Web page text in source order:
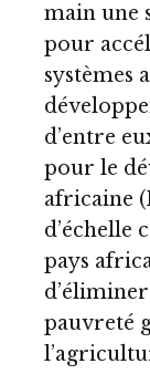
main une
pour
systèmes
d’entre
pour le
africaine
d’échelle
pays
pauvreté